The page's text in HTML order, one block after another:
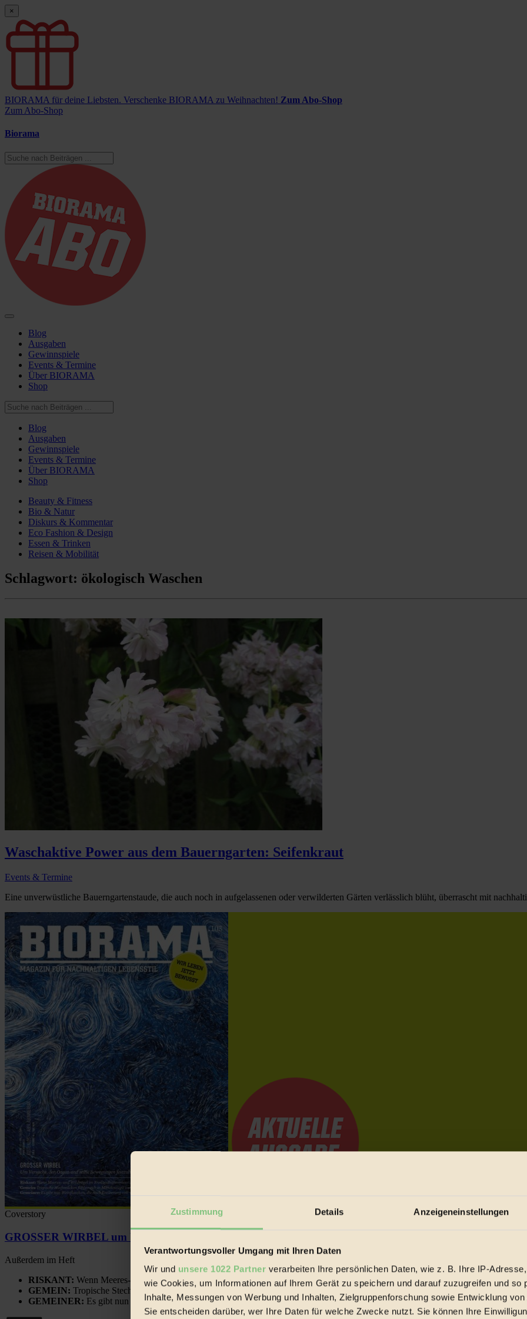
Zustimmung Details Anzeigeneinstellungen
Verantwortungsvoller Umgang mit Ihren Daten
Wir und unsere 1022 Partner verarbeiten Ihre persönlichen Daten, wie z. B. Ihre IP-
wie Cookies, um Informationen auf Ihrem Gerät zu speichern und darauf zuzugreifen und so
Inhalte, Messungen von Werbung und Inhalten, Zielgruppenforschung sowie Entwicklung
Sie entscheiden darüber, wer Ihre Daten für welche Zwecke nutzt. Sie können Ihre
×
BIORAMA für deine Liebsten. Verschenke BIORAMA zu Weihnachten! Zum Abo-Shop
Zum Abo-Shop
Biorama
Blog
Ausgaben
Gewinnspiele
Events & Termine
Über BIORAMA
Shop
Blog
Ausgaben
Gewinnspiele
Events & Termine
Über BIORAMA
Shop
Beauty & Fitness
Bio & Natur
Diskurs & Kommentar
Eco Fashion & Design
Essen & Trinken
Reisen & Mobilität
Schlagwort: ökologisch Waschen
Waschaktive Power aus dem Bauerngarten: Seifenkraut
Events & Termine
Eine unverwüstliche Bauerngartenstaude, die auch noch in aufgelassenen oder verwilderten Gärten verlässlich blüht, überrascht mit
Coverstory
GROSSER WIRBEL um Versuche, den Ozean und seine Bewegungen festzuhalten.
Außerdem im Heft
RISKANT: Wenn Meeres- und Wildvögel im Freilandhühnerbetrieb vorbeischauen.
GEMEIN: Tropische Stechmücken fühlen sich in Mitteleuropa inziwschen oft zu Hause.
GEMEINER: Es gibt nun Weinflaschen, die nach Entleerung voll wieder zu dir zurückkommen.